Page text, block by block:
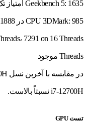
Geekbench 5: 1635 امتیاز تک هسته ای و 12264 امتیاز چند هسته ای
Threads موجود
i7-12700H نسبتاً بالاست.
تست GPU